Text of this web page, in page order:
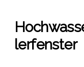
ler­fens­ter